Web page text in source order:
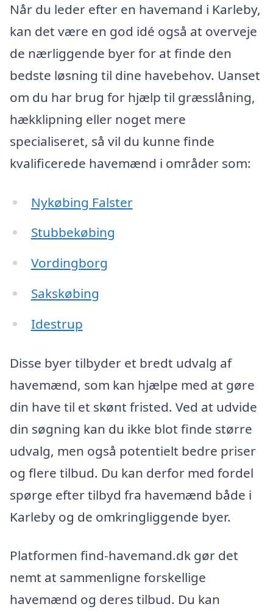
Når du leder efter en havemand i Karleby,
kan det være en god idé også at overveje
de nærliggende byer for at finde den
bedste løsning til dine havebehov. Uanset
om du har brug for hjælp til græsslåning,
hækklipning eller noget mere
specialiseret, så vil du kunne finde
kvalificerede havemænd i områder som:
Nykøbing Falster
Stubbekøbing
Vordingborg
Sakskøbing
Idestrup
Disse byer tilbyder et bredt udvalg af
havemænd, som kan hjælpe med at gøre
din have til et skønt fristed. Ved at udvide
din søgning kan du ikke blot finde større
udvalg, men også potentielt bedre priser
og flere tilbud. Du kan derfor med fordel
spørge efter tilbyd fra havemænd både i
Karleby og de omkringliggende byer.
Platformen find-havemand.dk gør det
nemt at sammenligne forskellige
havemænd og deres tilbud. Du kan